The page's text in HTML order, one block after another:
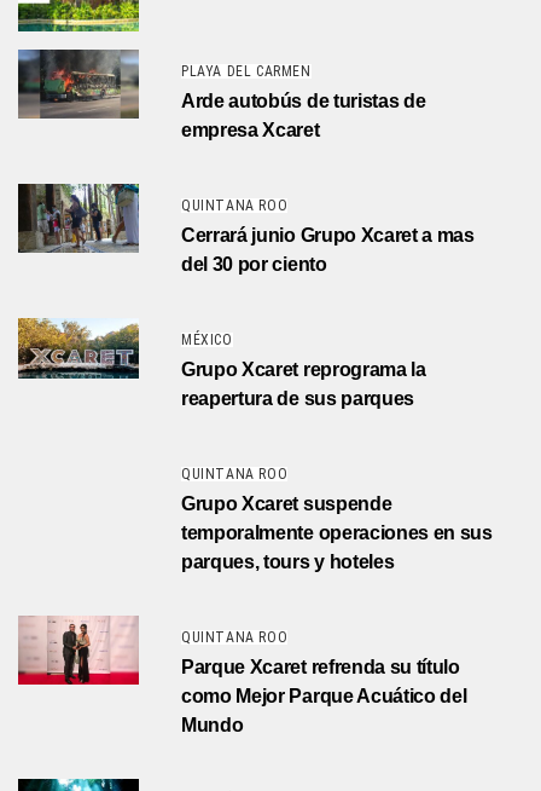
PLAYA DEL CARMEN
Arde autobús de turistas de
empresa Xcaret
QUINTANA ROO
Cerrará junio Grupo Xcaret a mas
del 30 por ciento
MÉXICO
Grupo Xcaret reprograma la
reapertura de sus parques
QUINTANA ROO
Grupo Xcaret suspende
temporalmente operaciones en sus
parques, tours y hoteles
QUINTANA ROO
Parque Xcaret refrenda su título
como Mejor Parque Acuático del
Mundo